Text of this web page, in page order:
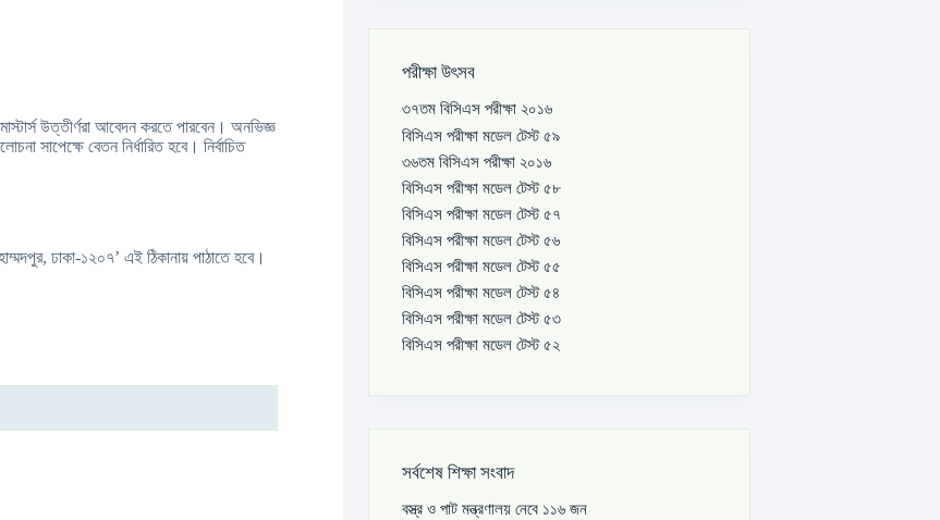
উত্তীর্ণরা আবেদন করতে পারবেন। অনভিজ্ঞ
সাপেক্ষে বেতন নির্ধারিত হবে। নির্বাচিত
ঢাকা-১২০৭’ এই ঠিকানায় পাঠাতে হবে।
পরীক্ষা উৎসব
৩৭তম বিসিএস পরীক্ষা ২০১৬
বিসিএস পরীক্ষা মডেল টেস্ট ৫৯
৩৬তম বিসিএস পরীক্ষা ২০১৬
বিসিএস পরীক্ষা মডেল টেস্ট ৫৮
বিসিএস পরীক্ষা মডেল টেস্ট ৫৭
বিসিএস পরীক্ষা মডেল টেস্ট ৫৬
বিসিএস পরীক্ষা মডেল টেস্ট ৫৫
বিসিএস পরীক্ষা মডেল টেস্ট ৫৪
বিসিএস পরীক্ষা মডেল টেস্ট ৫৩
বিসিএস পরীক্ষা মডেল টেস্ট ৫২
সর্বশেষ শিক্ষা সংবাদ
বস্ত্র ও পাট মন্ত্রণালয় নেবে ১১৬ জন